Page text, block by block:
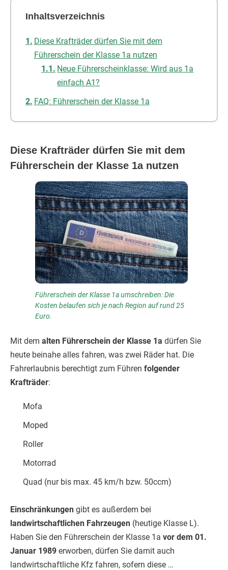
Inhaltsverzeichnis
Diese Krafträder dürfen Sie mit dem
Führerschein der Klasse 1a nutzen
Neue Führerscheinklasse: Wird aus 1a
einfach A1?
FAQ: Führerschein der Klasse 1a
Diese Krafträder dürfen Sie mit dem
Führerschein der Klasse 1a nutzen
Führerschein der Klasse 1a umschreiben: Die
Kosten belaufen sich je nach Region auf rund 25
Euro.
Mit dem alten Führerschein der Klasse 1a dürfen Sie
heute beinahe alles fahren, was zwei Räder hat. Die
Fahrerlaubnis berechtigt zum Führen folgender
Krafträder:
Mofa
Moped
Roller
Motorrad
Quad (nur bis max. 45 km/h bzw. 50ccm)
Einschränkungen gibt es außerdem bei
landwirtschaftlichen Fahrzeugen (heutige Klasse L).
Haben Sie den Führerschein der Klasse 1a vor dem 01.
Januar 1989 erworben, dürfen Sie damit auch
landwirtschaftliche Kfz fahren, sofern diese …